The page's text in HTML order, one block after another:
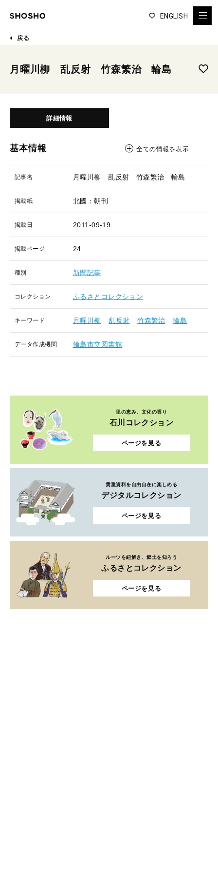
ENGLISH
戻る
月曜川柳 乱反射 竹森繁治 輪島
詳細情報
基本情報 全ての情報を表示
記事名 月曜川柳 乱反射 竹森繁治 輪島
掲載紙 北國：朝刊
掲載日 2011-09-19
掲載ページ 24
種別 新聞記事
コレクション ふるさとコレクション
キーワード 月曜川柳 乱反射 竹森繁治 輪島
データ作成機関 輪島市立図書館
里の恵み、文化の香り
石川コレクション
ページを見る
貴重資料を自由自在に楽しめる
デジタルコレクション
ページを見る
ルーツを紐解き、郷土を知ろう
ふるさとコレクション
ページを見る